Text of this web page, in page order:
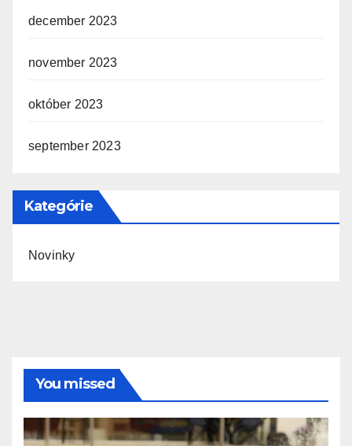
december 2023
november 2023
október 2023
september 2023
Kategórie
Novinky
You missed